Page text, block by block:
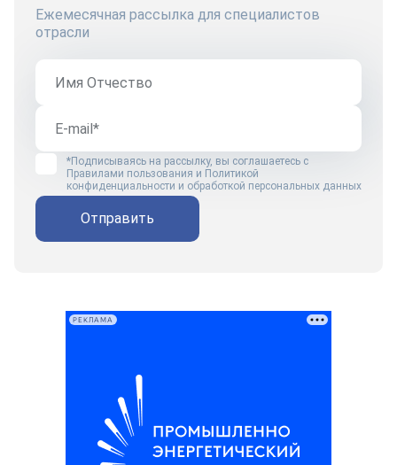
Ежемесячная рассылка для специалистов
отрасли
*Подписываясь на рассылку, вы соглашаетесь с
Правилами пользования и Политикой
конфиденциальности и обработкой персональных данных
Отправить
РЕКЛАМА